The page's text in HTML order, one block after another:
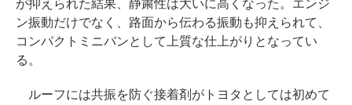
が抑えられた結果、静粛性は大いに高くなった。エンジ
ン振動だけでなく、路面から伝わる振動も抑えられて、
コンパクトミニバンとして上質な仕上がりとなってい
る。
ルーフには共振を防ぐ接着剤がトヨタとしては初めて